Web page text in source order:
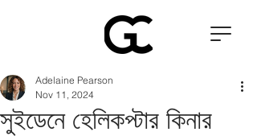
সুইডেনে হেলিকপ্টার কিনার
Adelaine Pearson
Nov 11, 2024